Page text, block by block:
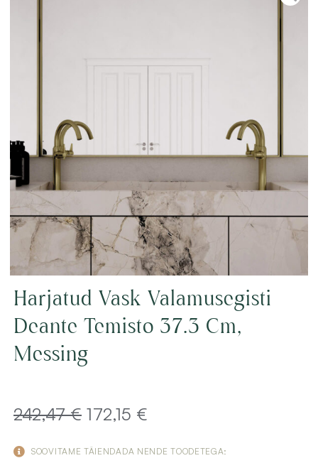
Harjatud Vask Valamusegisti
Deante Temisto 37.3 Cm,
Messing
242,47€ Algne
hind
172,15 €
price
SOOVITAME TÄIENDADA NENDE TOODETEGA: